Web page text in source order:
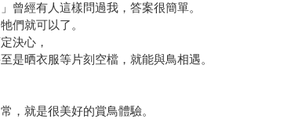
曾經有人這樣問過我，答案很簡單。
們就可以了。
決心，
是晒衣服等片刻空檔，就能與鳥相遇。
，就是很美好的賞鳥體驗。